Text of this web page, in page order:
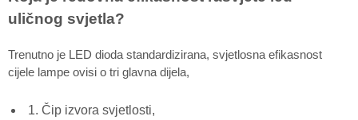
uličnog svjetla?
Trenutno je LED dioda standardizirana, svjetlosna efikasnost
cijele lampe ovisi o tri glavna dijela,
1. Čip izvora svjetlosti,